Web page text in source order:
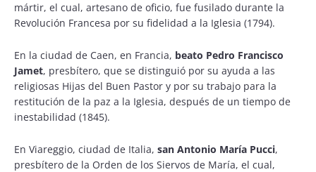
mártir, el cual, artesano de oficio, fue fusilado durante la
Revolución Francesa por su fidelidad a la Iglesia (1794).
En la ciudad de Caen, en Francia, beato Pedro Francisco
Jamet, presbítero, que se distinguió por su ayuda a las
religiosas Hijas del Buen Pastor y por su trabajo para la
restitución de la paz a la Iglesia, después de un tiempo de
inestabilidad (1845).
En Viareggio, ciudad de Italia, san Antonio María Pucci,
presbítero de la Orden de los Siervos de María, el cual,